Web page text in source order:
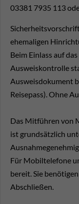
03381 7935 113
ehemaligen
Beim Einlass auf
Ausweiskontrolle
Ausweisdokument
Reisepass). Ohne
Das Mitführen von
ist grundsätzlich
Für Mobiltelefone
bereit. Sie
Abschließen.